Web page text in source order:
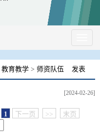
教育教学 > 师资队伍 发表
[2024-02-26]
1 下一页 >> 末页